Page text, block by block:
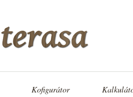
Kofigurátor